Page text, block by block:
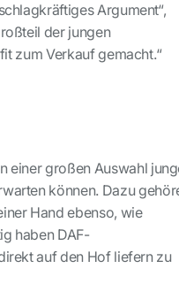
Argument“,
der jungen
zum Verkauf gemacht.“
einer großen Auswahl
können. Dazu
Hand ebenso, wie
haben DAF-
auf den Hof liefern zu